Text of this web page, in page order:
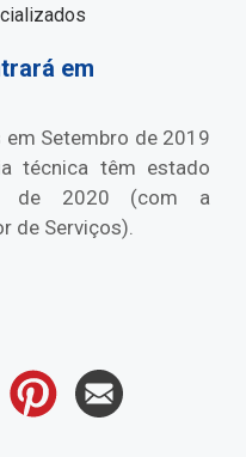
em
em Setembro de 2019
técnica têm estado
de 2020 (com a
de Serviços).